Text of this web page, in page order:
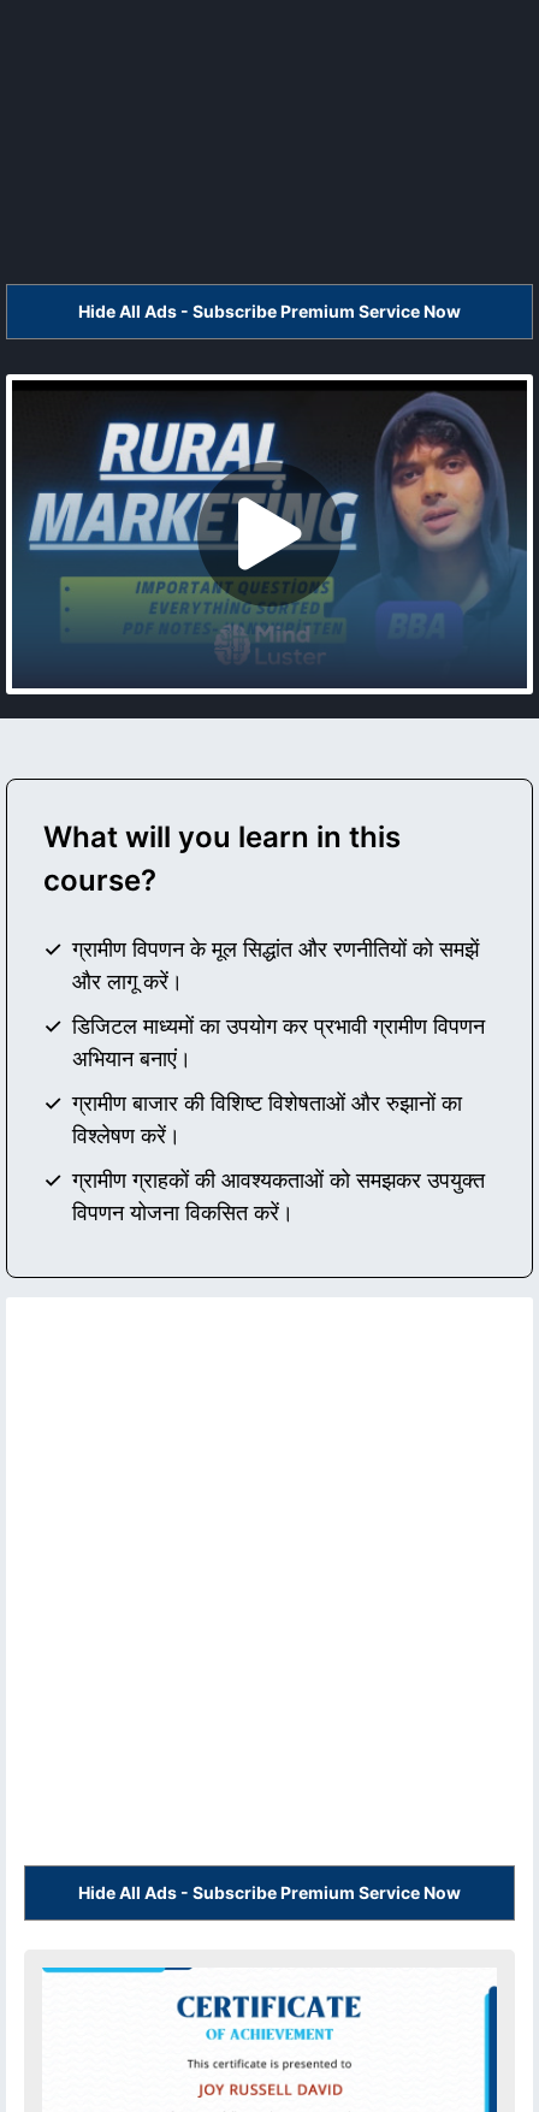
Hide All Ads - Subscribe Premium Service Now
What will you learn in this
course?
ग्रामीण विपणन के मूल सिद्धांत और रणनीतियों को समझें
और लागू करें।
डिजिटल माध्यमों का उपयोग कर प्रभावी ग्रामीण विपणन
अभियान बनाएं।
ग्रामीण बाजार की विशिष्ट विशेषताओं और रुझानों का
विश्लेषण करें।
ग्रामीण ग्राहकों की आवश्यकताओं को समझकर उपयुक्त
विपणन योजना विकसित करें।
Hide All Ads - Subscribe Premium Service Now